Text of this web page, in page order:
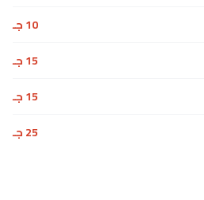
10 جـ
15 جـ
15 جـ
25 جـ